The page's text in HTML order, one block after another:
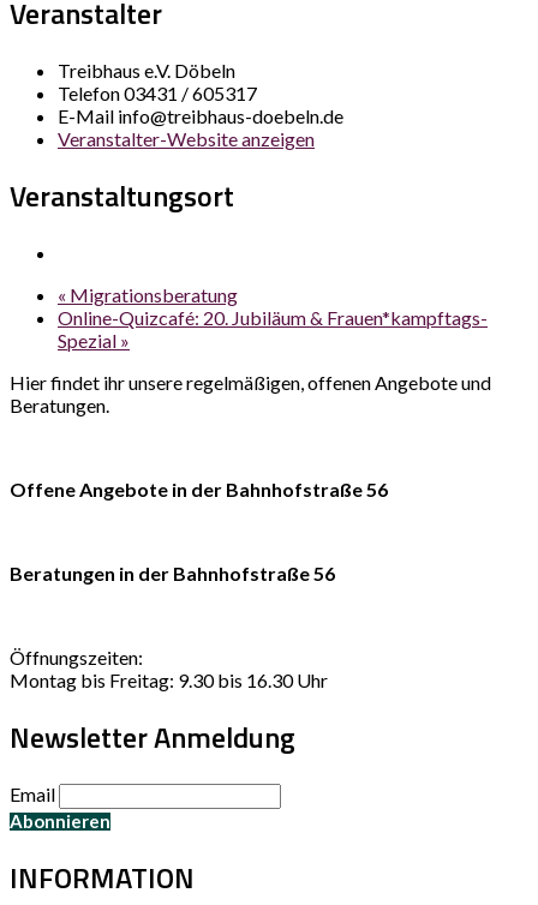
Veranstalter
Treibhaus e.V. Döbeln
Telefon03431 / 605317
E-Mail info@treibhaus-doebeln.de
Veranstalter-Website anzeigen
Veranstaltungsort
« Migrationsberatung
Online-Quizcafé: 20. Jubiläum & Frauen*kampftags-
Spezial »
Hier findet ihr unsere regelmäßigen, offenen Angebote und
Beratungen.
Offene Angebote in der Bahnhofstraße 56
Beratungen in der Bahnhofstraße 56
Öffnungszeiten:
Montag bis Freitag: 9.30 bis 16.30 Uhr
Newsletter Anmeldung
Email
INFORMATION